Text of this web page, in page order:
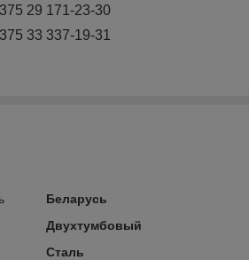
29 171-23-30
33 337-19-31
Беларусь
Двухтумбовый
Сталь